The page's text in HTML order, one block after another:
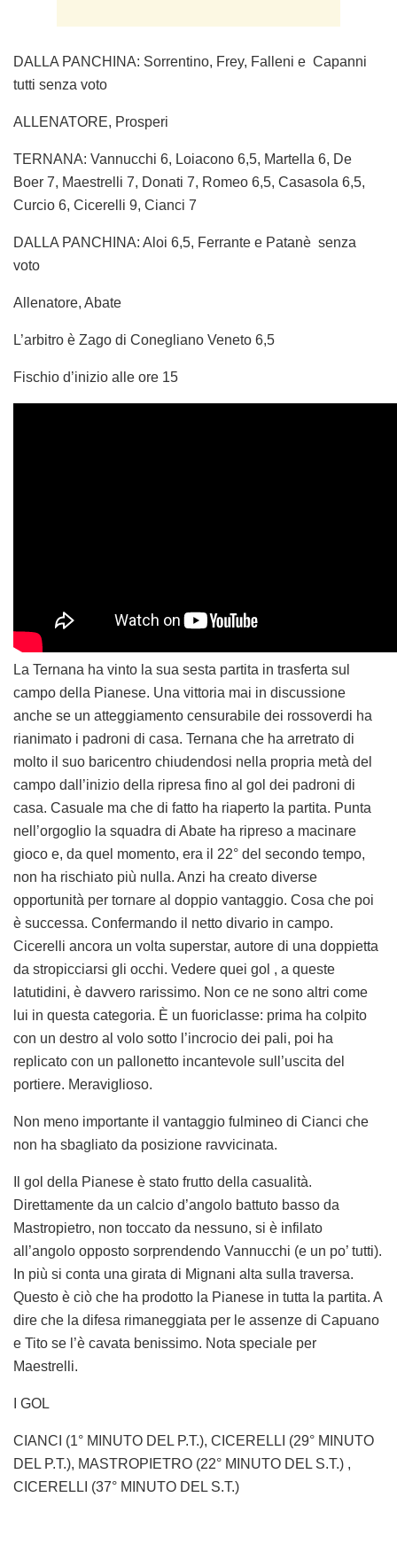
DALLA PANCHINA: Sorrentino, Frey, Falleni e Capanni
tutti senza voto
ALLENATORE, Prosperi
TERNANA: Vannucchi 6, Loiacono 6,5, Martella 6, De
Boer 7, Maestrelli 7, Donati 7, Romeo 6,5, Casasola 6,5,
Curcio 6, Cicerelli 9, Cianci 7
DALLA PANCHINA: Aloi 6,5, Ferrante e Patanè senza
voto
Allenatore, Abate
L’arbitro è Zago di Conegliano Veneto 6,5
Fischio d’inizio alle ore 15
La Ternana ha vinto la sua sesta partita in trasferta sul
campo della Pianese. Una vittoria mai in discussione
anche se un atteggiamento censurabile dei rossoverdi ha
rianimato i padroni di casa. Ternana che ha arretrato di
molto il suo baricentro chiudendosi nella propria metà del
campo dall’inizio della ripresa fino al gol dei padroni di
casa. Casuale ma che di fatto ha riaperto la partita. Punta
nell’orgoglio la squadra di Abate ha ripreso a macinare
gioco e, da quel momento, era il 22° del secondo tempo,
non ha rischiato più nulla. Anzi ha creato diverse
opportunità per tornare al doppio vantaggio. Cosa che poi
è successa. Confermando il netto divario in campo.
Cicerelli ancora un volta superstar, autore di una doppietta
da stropicciarsi gli occhi. Vedere quei gol , a queste
latutidini, è davvero rarissimo. Non ce ne sono altri come
lui in questa categoria. È un fuoriclasse: prima ha colpito
con un destro al volo sotto l’incrocio dei pali, poi ha
replicato con un pallonetto incantevole sull’uscita del
portiere. Meraviglioso.
Non meno importante il vantaggio fulmineo di Cianci che
non ha sbagliato da posizione ravvicinata.
Il gol della Pianese è stato frutto della casualità.
Direttamente da un calcio d’angolo battuto basso da
Mastropietro, non toccato da nessuno, si è infilato
all’angolo opposto sorprendendo Vannucchi (e un po’ tutti).
In più si conta una girata di Mignani alta sulla traversa.
Questo è ciò che ha prodotto la Pianese in tutta la partita. A
dire che la difesa rimaneggiata per le assenze di Capuano
e Tito se l’è cavata benissimo. Nota speciale per
Maestrelli.
I GOL
CIANCI (1° MINUTO DEL P.T.), CICERELLI (29° MINUTO
DEL P.T.), MASTROPIETRO (22° MINUTO DEL S.T.) ,
CICERELLI (37° MINUTO DEL S.T.)